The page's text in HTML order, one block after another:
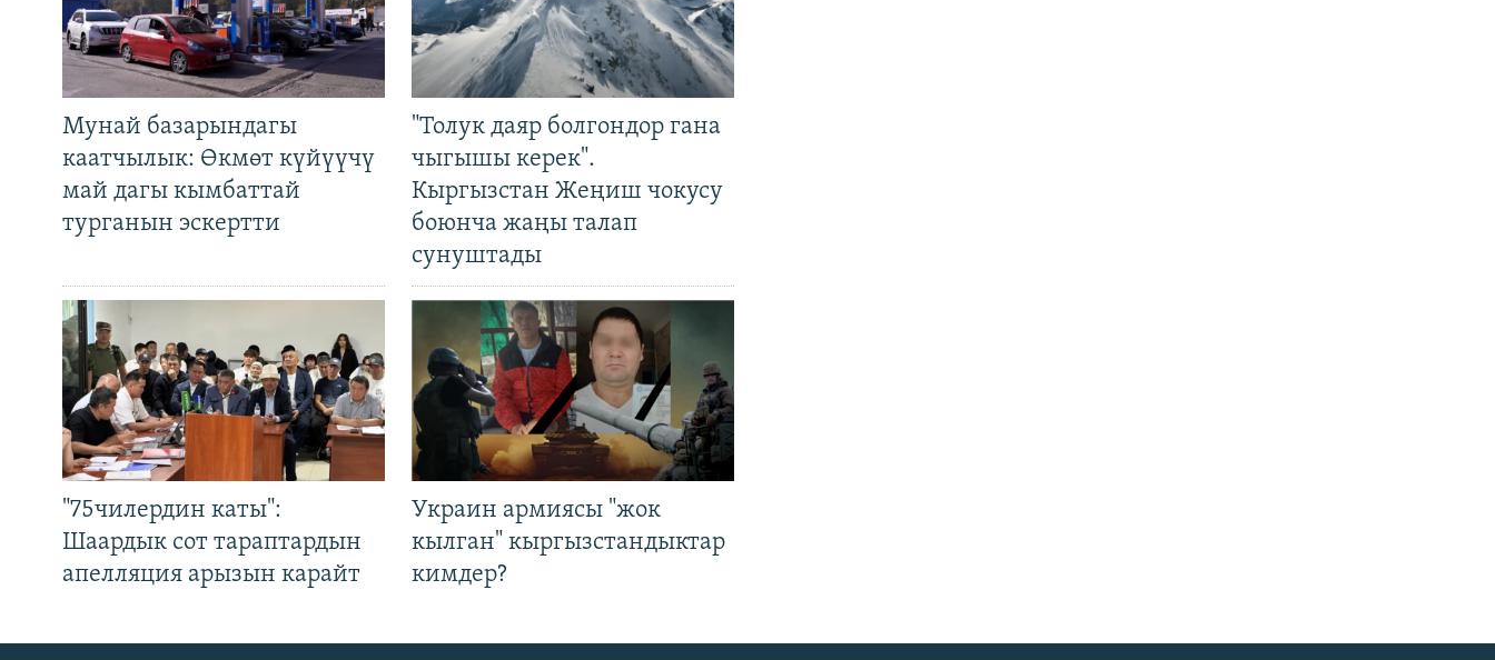
Мунай базарындагы
каатчылык: Өкмөт күйүүчү
май дагы кымбаттай
турганын эскертти
"Толук даяр болгондор гана
чыгышы керек".
Кыргызстан Жеңиш чокусу
боюнча жаңы талап
сунуштады
"75чилердин каты":
Шаардык сот тараптардын
апелляция арызын карайт
Украин армиясы "жок
кылган" кыргызстандыктар
кимдер?